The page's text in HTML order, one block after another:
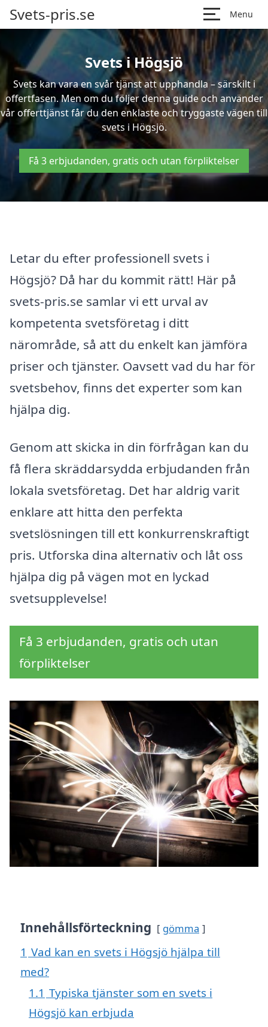
Svets-pris.se Menu
Svets i Högsjö
Svets kan vara en svår tjänst att upphandla – särskilt i
offertfasen. Men om du följer denna guide och använder
vår offerttjänst får du den enklaste och tryggaste vägen till
svets i Högsjö.
Få 3 erbjudanden, gratis och utan förpliktelser
Letar du efter professionell svets i
Högsjö? Då har du kommit rätt! Här på
svets-pris.se samlar vi ett urval av
kompetenta svetsföretag i ditt
närområde, så att du enkelt kan jämföra
priser och tjänster. Oavsett vad du har för
svetsbehov, finns det experter som kan
hjälpa dig.
Genom att skicka in din förfrågan kan du
få flera skräddarsydda erbjudanden från
lokala svetsföretag. Det har aldrig varit
enklare att hitta den perfekta
svetslösningen till ett konkurrenskraftigt
pris. Utforska dina alternativ och låt oss
hjälpa dig på vägen mot en lyckad
svetsupplevelse!
Få 3 erbjudanden, gratis och utan
förpliktelser
Innehållsförteckning gömma
1 Vad kan en svets i Högsjö hjälpa till
med?
1.1 Typiska tjänster som en svets i
Högsjö kan erbjuda